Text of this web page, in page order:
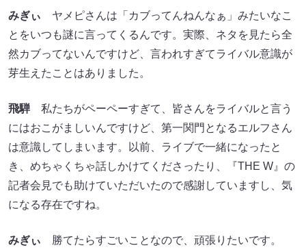
みぎぃ ヤメピさんは「カブってんねんなぁ」みたいなこ
とをいつも謎に言ってくるんです。実際、ネタを見たら全
然カブってないんですけど、言われすぎてライバル意識が
芽生えたことはありました。
飛騨 私たちがペーペーすぎて、皆さんをライバルと言う
にはおこがましいんですけど、第一関門となるエルフさん
は意識してしまいます。以前、ライブで一緒になったと
き、めちゃくちゃ話しかけてくださったり、『THE W』の
記者会見でも助けていただいたので感謝していますし、気
になる存在ですね。
みぎぃ 勝てたらすごいことなので、頑張りたいです。